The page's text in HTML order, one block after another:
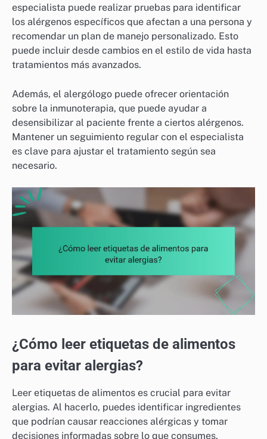
especialista puede realizar pruebas para identificar
los alérgenos específicos que afectan a una persona y
recomendar un plan de manejo personalizado. Esto
puede incluir desde cambios en el estilo de vida hasta
tratamientos más avanzados.
Además, el alergólogo puede ofrecer orientación
sobre la inmunoterapia, que puede ayudar a
desensibilizar al paciente frente a ciertos alérgenos.
Mantener un seguimiento regular con el especialista
es clave para ajustar el tratamiento según sea
necesario.
¿Cómo leer etiquetas de alimentos
para evitar alergias?
Leer etiquetas de alimentos es crucial para evitar
alergias. Al hacerlo, puedes identificar ingredientes
que podrían causar reacciones alérgicas y tomar
decisiones informadas sobre lo que consumes.